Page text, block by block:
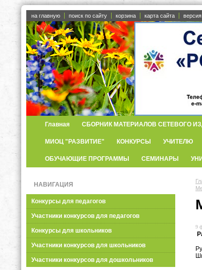
на главную поиск по сайту корзина карта сайта
Главная СБОРНИК МАТЕРИАЛОВ СЕТЕВОГО
МИОЦ "РАЗВИТИЕ" КОНКУРСЫ УЧИТЕЛЮ
ОБУЧАЮЩИЕ ПРОГРАММЫ СЕМИНАРЫ
НАВИГАЦИЯ
Конкурсы для педагогов
Участники конкурсов для педагогов
Конкурсы для школьников
Участники конкурсов для школьников
Участники конкурсов для дошкольников
9